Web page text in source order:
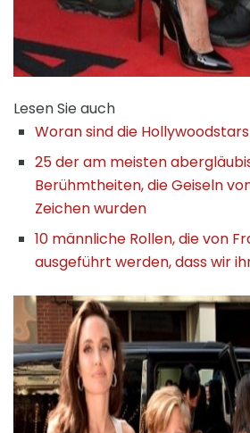
Lesen Sie auch
Woran sind die
25 der am meisten
Berühmtheiten, die Geiseln
Zeichen wurden
10 männliche Rollen, die von
ausgeführt werden, dass wir